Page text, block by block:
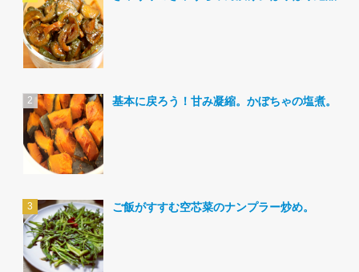
基本に戻ろう！甘み凝縮。かぼちゃの塩煮。
ご飯がすすむ空芯菜のナンプラー炒め。